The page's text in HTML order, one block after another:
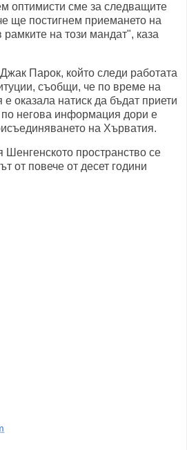
оптимисти сме за следващите
ще постигнем приемането на
на този мандат", каза
Парок, който следи работата
съобщи, че по време на
оказала натиск да бъдат приети
по негова информация дори е
на Хърватия.
пространство се
от повече от десет години